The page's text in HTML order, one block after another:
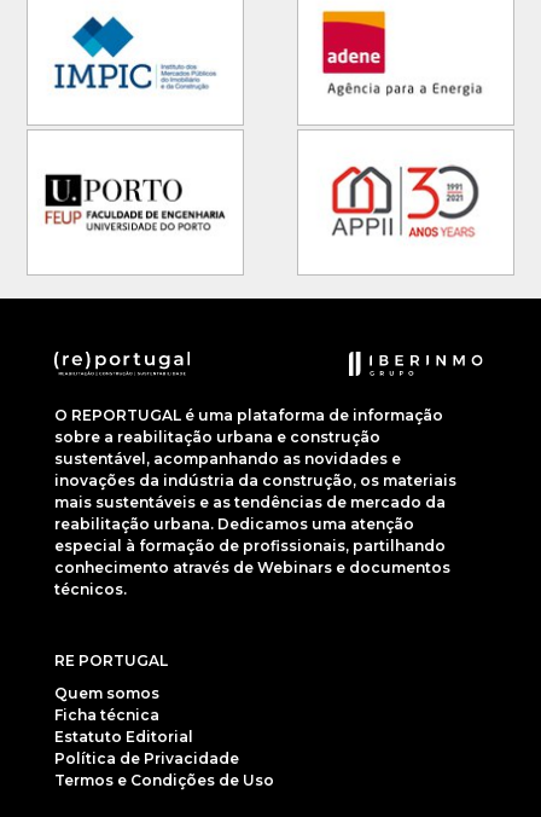
O REPORTUGAL é uma plataforma de informação
sobre a reabilitação urbana e construção
sustentável, acompanhando as novidades e
inovações da indústria da construção, os materiais
mais sustentáveis e as tendências de mercado da
reabilitação urbana. Dedicamos uma atenção
especial à formação de profissionais, partilhando
conhecimento através de Webinars e documentos
técnicos.
RE PORTUGAL
Quem somos
Ficha técnica
Estatuto Editorial
Política de Privacidade
Termos e Condições de Uso